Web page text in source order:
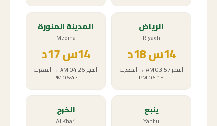
الرياض
Riyadh
14س18د
الفجر03:57 AM
→ المغرب
06:15 PM
المدينة المنورة
Medina
14س
الفجر04:26 AM
→ المغرب
06:43 PM
ينبع
Yanbu
الخرج
Al Kharj